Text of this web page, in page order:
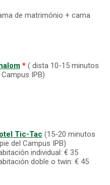
de matrimónio + cama
*( dista 10-15 minutos
IPB)
Tic-Tac (15-20 minutos
del Campus IPB)
individual: € 35
doble o twin: € 45